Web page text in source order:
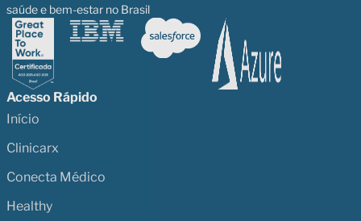
saúde e bem-estar no Brasil
Acesso Rápido
Início
Clinicarx
Conecta Médico
Healthy